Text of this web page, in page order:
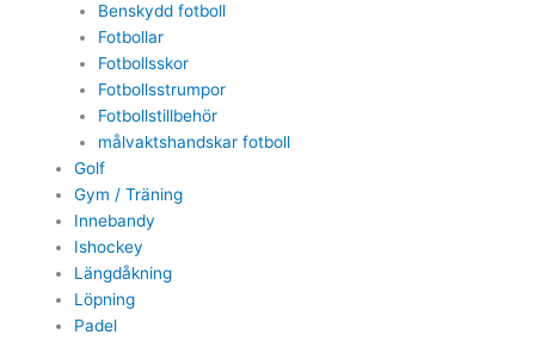
Benskydd fotboll
Fotbollar
Fotbollsskor
Fotbollsstrumpor
Fotbollstillbehör
målvaktshandskar fotboll
Golf
Gym / Träning
Innebandy
Ishockey
Längdåkning
Löpning
Padel